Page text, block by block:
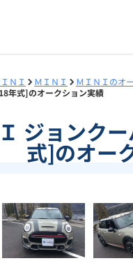
ＮＩ ＭＩＮＩ
ＭＩＮＩのオ
年式]のオークション実績
ジョンク
式]のオー